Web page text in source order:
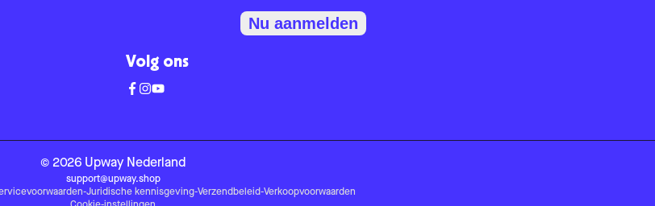
Nu aanmelden
Volg ons
© 2026 Upway Nederland
support@upway.shop
-Juridische kennisgeving-Verzendbeleid-Verkoopvoorwaarden